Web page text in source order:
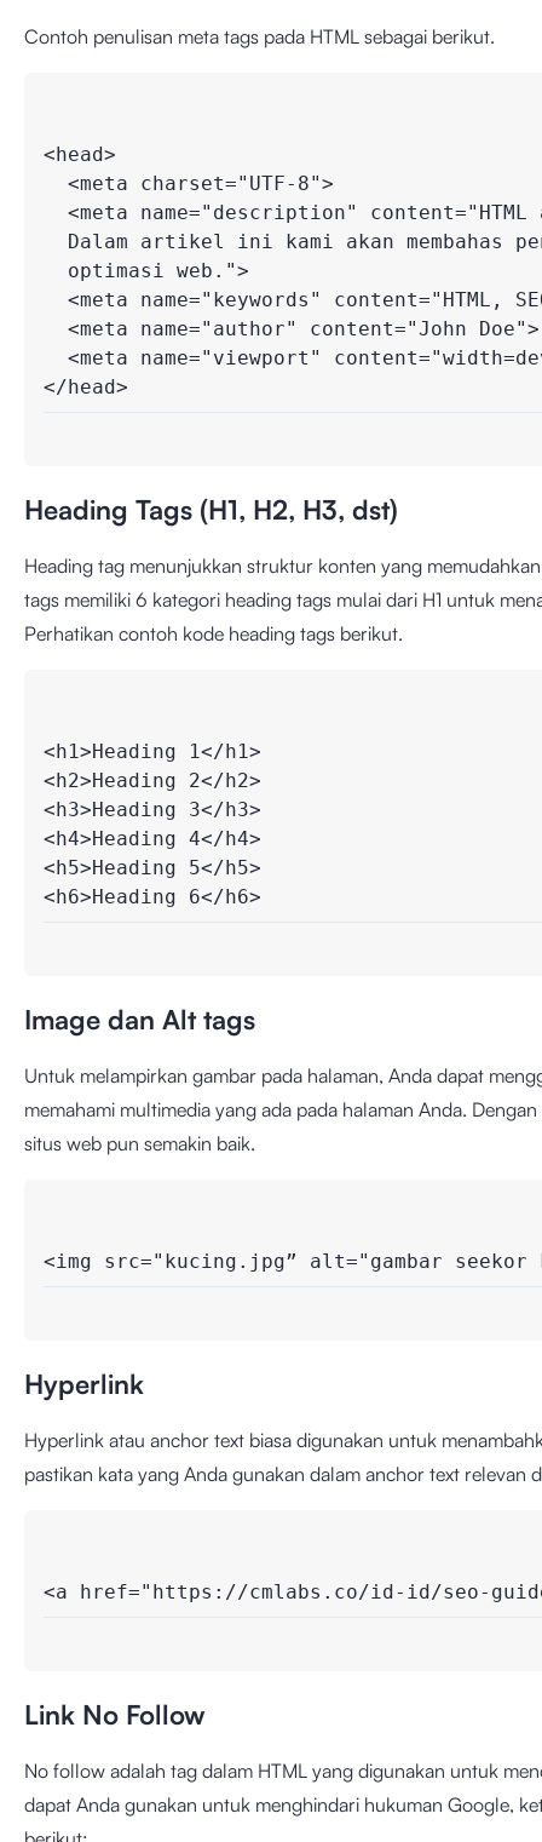
Contoh penulisan meta tags pada HTML sebagai berikut.
<head>
  <meta charset="UTF-8">
<meta name="description"
Dalam artikel ini kami akan membahas
  optimasi web.">
<meta name="keywords" content="HTML,
  <meta name="author" content="John Doe">
<meta name="viewport"
</head>
Heading Tags (H1, H2, H3, dst)
Heading tag menunjukkan struktur konten yang
tags memiliki 6 kategori heading tags mulai dari H1 untuk
Perhatikan contoh kode heading tags berikut.
<h1>Heading 1</h1>
<h2>Heading 2</h2>
<h3>Heading 3</h3>
<h4>Heading 4</h4>
<h5>Heading 5</h5>
<h6>Heading 6</h6>
Image dan Alt tags
Untuk melampirkan gambar pada halaman, Anda dapat
memahami multimedia yang ada pada halaman Anda.
situs web pun semakin baik.
<img src="kucing.jpg” alt="gambar seekor
Hyperlink
Hyperlink atau anchor text biasa digunakan untuk
pastikan kata yang Anda gunakan dalam anchor text
<a href="https://cmlabs.co/id-id/seo-
Link No Follow
No follow adalah tag dalam HTML yang digunakan untuk
dapat Anda gunakan untuk menghindari hukuman Google,